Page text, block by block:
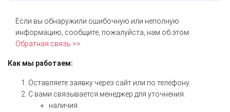
Если вы обнаружили ошибочную или неполную
информацию, сообщите, пожалуйста, нам об этом.
Обратная связь >>
Как мы работаем:
Оставляете заявку через сайт или по телефону.
С вами связывается менеджер для уточнения:
наличия